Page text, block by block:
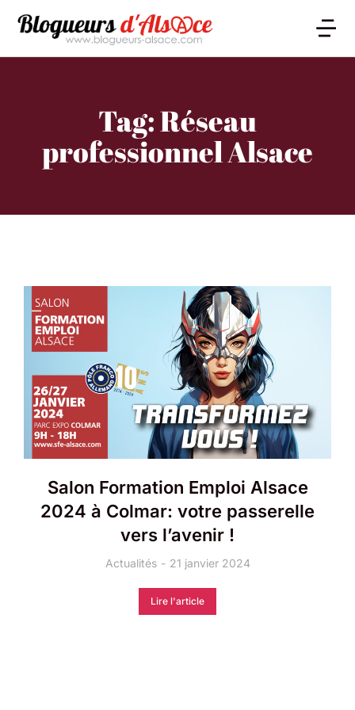
Tag: Réseau
professionnel Alsace
Salon Formation Emploi Alsace
2024 à Colmar: votre passerelle
vers l’avenir !
Actualités 21 janvier 2024
Lire l'article